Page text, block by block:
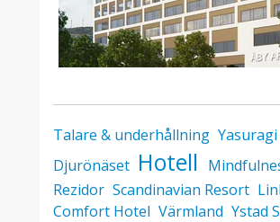
Talare & underhållning Yasuragi
Djurönäset Hotell
Rezidor Scandinavian Resort
Comfort Hotel Värmland Ystad